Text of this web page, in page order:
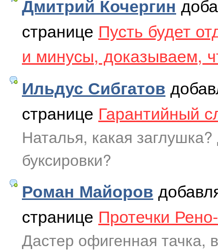
Дмитрий Кочергин
странице Пусть будет
и минусы, доказываем,
Ильдус Сибгатов
странице Гарантийный
Наталья, какая
буксировки?
Роман Майоров
странице Протечки
Дастер офигенная тачка,